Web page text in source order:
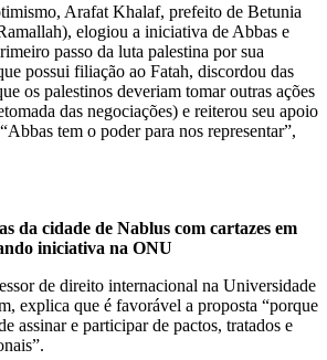
Arafat Khalaf, prefeito de Betunia
elogiou a iniciativa de Abbas e
passo da luta palestina por sua
possui filiação ao Fatah, discordou das
os palestinos deveriam tomar outras ações
das negociações) e reiterou seu apoio
tem o poder para nos representar”,
da cidade de Nablus com cartazes em
iniciativa na ONU
de direito internacional na Universidade
explica que é favorável a proposta “porque
assinar e participar de pactos, tratados e